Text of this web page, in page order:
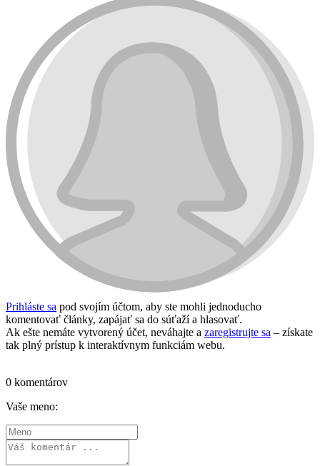
Prihláste sa pod svojím účtom, aby ste mohli jednoducho
komentovať články, zapájať sa do súťaží a hlasovať.
Ak ešte nemáte vytvorený účet, neváhajte a zaregistrujte sa – získate
tak plný prístup k interaktívnym funkciám webu.
0 komentárov
Vaše meno: